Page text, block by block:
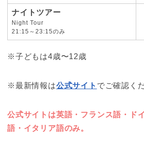
ナイトツアー
Night Tour
21:15～23:15のみ
※子どもは4歳〜12歳
※最新情報は公式サイト でご確認く
公式サイトは英語・フランス語・ド
語・イタリア語のみ。